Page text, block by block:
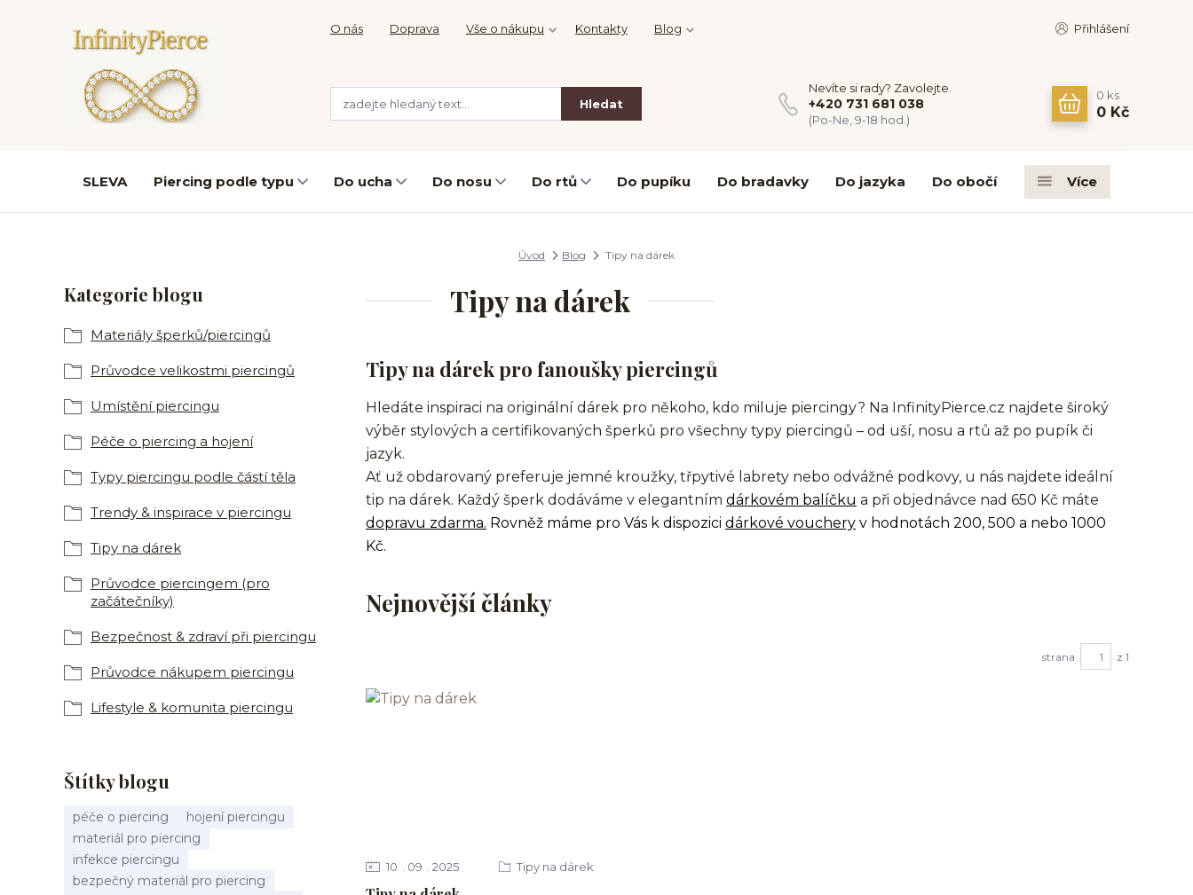
O nás Doprava Vše o nákupu Kontakty Blog Přihlášení
Hledat
Nevíte si rady? Zavolejte.
+420 731 681 038
(Po-Ne, 9-18 hod.)
0 ks
0 Kč
SLEVA Piercing podle typu Do ucha Do nosu Do rtů Do pupíku Do bradavky Do jazyka Do obočí Více
Úvod Blog Tipy na dárek
Kategorie blogu
Materiály šperků/piercingů
Průvodce velikostmi piercingů
Umístění piercingu
Péče o piercing a hojení
Typy piercingu podle částí těla
Trendy & inspirace v piercingu
Tipy na dárek
Průvodce piercingem (pro
začátečníky)
Bezpečnost & zdraví při piercingu
Průvodce nákupem piercingu
Lifestyle & komunita piercingu
Štítky blogu
péče o piercing
hojení piercingu
materiál pro piercing
infekce piercingu
bezpečný materiál pro piercing
Tipy na dárek
Tipy na dárek pro fanoušky piercingů
Hledáte inspiraci na originální dárek pro někoho, kdo miluje piercingy? Na InfinityPierce.cz najdete široký
výběr stylových a certifikovaných šperků pro všechny typy piercingů – od uší, nosu a rtů až po pupík či
jazyk.
Ať už obdarovaný preferuje jemné kroužky, třpytivé labrety nebo odvážné podkovy, u nás najdete ideální
tip na dárek. Každý šperk dodáváme v elegantním dárkovém balíčku a při objednávce nad 650 Kč máte
dopravu zdarma. Rovněž máme pro Vás k dispozici dárkové vouchery v hodnotách 200, 500 a nebo 1000
Kč.
Nejnovější články
strana z 1
10 09 2025 Tipy na dárek